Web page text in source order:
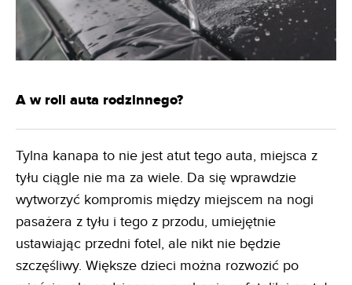
A w roli auta rodzinnego?
Tylna kanapa to nie jest atut tego auta, miejsca z
tyłu ciągle nie ma za wiele. Da się wprawdzie
wytworzyć kompromis między miejscem na nogi
pasażera z tyłu i tego z przodu, umiejętnie
ustawiając przedni fotel, ale nikt nie będzie
szczęśliwy. Większe dzieci można rozwozić po